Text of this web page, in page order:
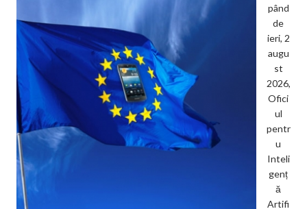
pând
de
ieri, 2
augu
st
2026,
Ofici
ul
pentr
u
Inteli
genț
ă
Artifi